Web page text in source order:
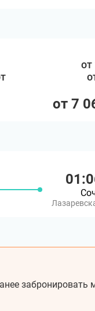
от
от 7
забронировать